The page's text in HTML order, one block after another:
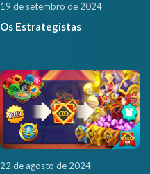
19 de setembro de 2024
Os Estrategistas
22 de agosto de 2024